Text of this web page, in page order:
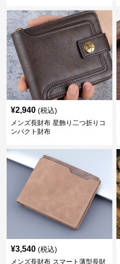
¥2,940 (税込)
メンズ長財布 星飾り二つ折りコ
ンパクト財布
¥3,540 (税込)
メンズ長財布 スマート薄型長財